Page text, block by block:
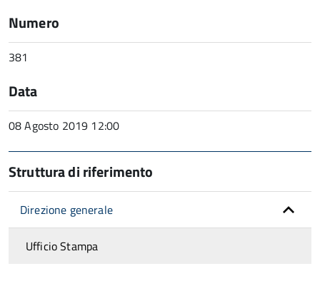
Numero
381
Data
08 Agosto 2019 12:00
Struttura di riferimento
Direzione generale
Ufficio Stampa